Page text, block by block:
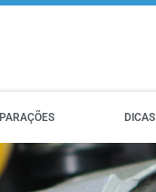
DICAS